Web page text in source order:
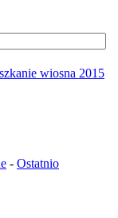
wiosna 2015
- Ostatnio